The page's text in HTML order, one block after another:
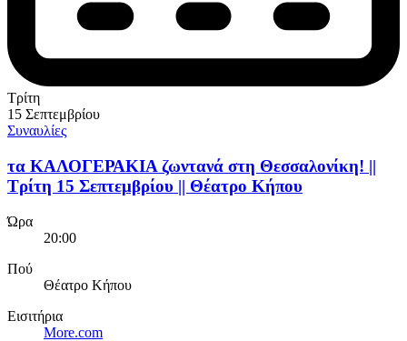
Τρίτη
15 Σεπτεμβρίου
Συναυλίες
τα ΚΑΛΟΓΕΡΑΚΙΑ ζωντανά στη Θεσσαλονίκη! ||
Τρίτη 15 Σεπτεμβρίου || Θέατρο Κήπου
Ώρα
20:00
Πού
Θέατρο Κήπου
Εισιτήρια
More.com